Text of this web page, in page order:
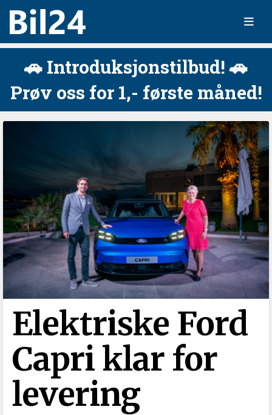
🚗 Introduksjonstilbud! 🚗
Prøv oss for 1,- første måned!
Elektriske Ford
Capri klar for
levering